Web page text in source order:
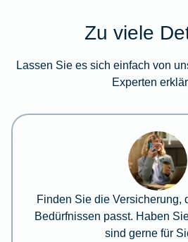
Zu viele
Lassen Sie es sich einfach von
Experten
Finden Sie die Versicherung,
Bedürfnissen passt. Haben
sind gerne für